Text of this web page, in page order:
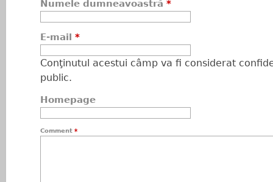
Numele dumneavoastră *
E-mail *
Conţinutul acestui câmp va fi considerat
public.
Homepage
Comment *